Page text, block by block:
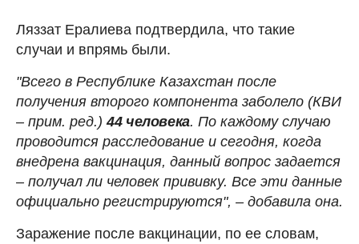
Ляззат Ералиева подтвердила, что такие
случаи и впрямь были.
"Всего в Республике Казахстан после
получения второго компонента заболело (КВИ
– прим. ред.)44 человека. По каждому случаю
проводится расследование и сегодня, когда
внедрена вакцинация, данный вопрос задается
– получал ли человек прививку. Все эти данные
официально регистрируются", – добавила она.
Заражение после вакцинации, по ее словам,